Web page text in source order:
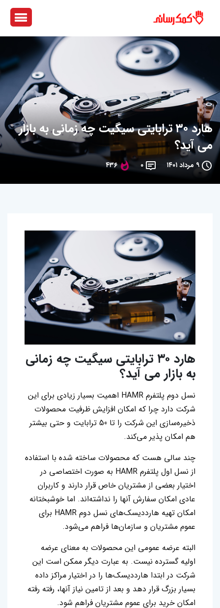
هارد ۳۰ ترابایتی سیگیت چه زمانی به بازار
می آید؟
۹ مرداد ۱۴۰۱ ۰ ۴۳۶
هارد ۳۰ ترابایتی سیگیت چه زمانی
به بازار می آید؟
نسل دوم پلتفرم HAMR اهمیت بسیار زیادی برای این
شرکت دارد چرا که امکان افزایش ظرفیت محصولات
ذخیره‌سازی این شرکت را تا 50 ترابایت و حتی بیشتر
هم امکان پذیر می‌کند.
چند سالی هست که محصولات ساخته شده با استفاده
از نسل اول پلتفرم HAMR به صورت اختصاصی در
اختیار بعضی از مشتریان خاص قرار دارند و کاربران
عادی امکان سفارش آنها را نداشته‌اند. اما خوشبختانه
امکان تهیه هارددیسک‌های نسل دوم HAMR برای
عموم مشتریان و سازمان‌ها فراهم می‌شود.
البته عرضه عمومی این محصولات به معنای عرضه
اولیه گسترده نیست. به عبارت دیگر ممکن است این
شرکت در ابتدا هارددیسک‌ها را در اختیار مراکز داده
بسیار بزرگ قرار دهد و بعد از تامین نیاز آنها، رفته رفته
امکان خرید برای عموم مشتریان فراهم شود.